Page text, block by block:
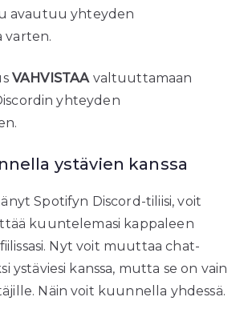
avautuu yhteyden
varten.
VAHVISTAA valtuuttamaan
yhteyden
ystävien kanssa
Spotifyn Discord-tiliisi, voit
kuuntelemasi kappaleen
Nyt voit muuttaa chat-
ystäviesi kanssa, mutta se on vain
Näin voit kuunnella yhdessä.